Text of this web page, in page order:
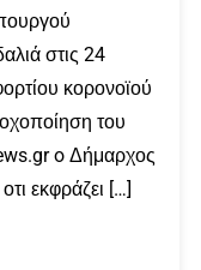
στις 24
κορονοϊού
του
o Δήμαρχος
εκφράζει […]